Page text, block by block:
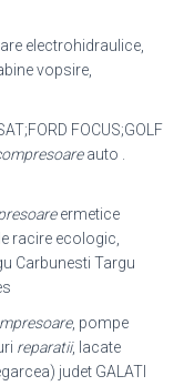
electrohidraulice,
vopsire,
FOCUS;GOLF
auto .
ermetice
racire ecologic,
Carbunesti Targu
, pompe
reparatii, lacate
judet GALATI